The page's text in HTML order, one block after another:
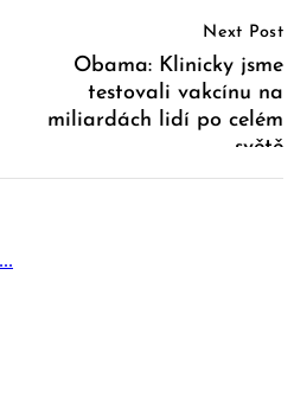
Next Post
Obama: Klinicky jsme
testovali vakcínu na
miliardách lidí po celém
světě